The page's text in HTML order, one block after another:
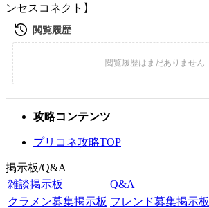
ンセスコネクト】
攻略コンテンツ
プリコネ攻略TOP
掲示板/Q&A
雑談掲示板
Q&A
クラメン募集掲示板 フレンド募集掲示板